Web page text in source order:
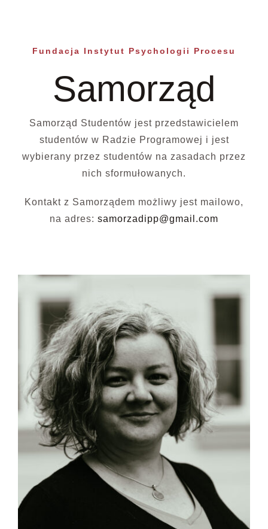
Fundacja Instytut Psychologii Procesu
Samorząd
Samorząd Studentów jest przedstawicielem
studentów w Radzie Programowej i jest
wybierany przez studentów na zasadach przez
nich sformułowanych.
Kontakt z Samorządem możliwy jest mailowo,
na adres: samorzadipp@gmail.com